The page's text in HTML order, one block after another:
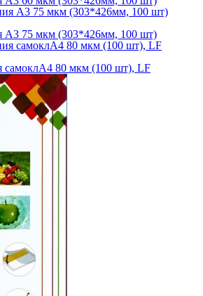
А3 75 мкм (303*426мм, 100 шт)
самоклА4 80 мкм (100 шт), LF